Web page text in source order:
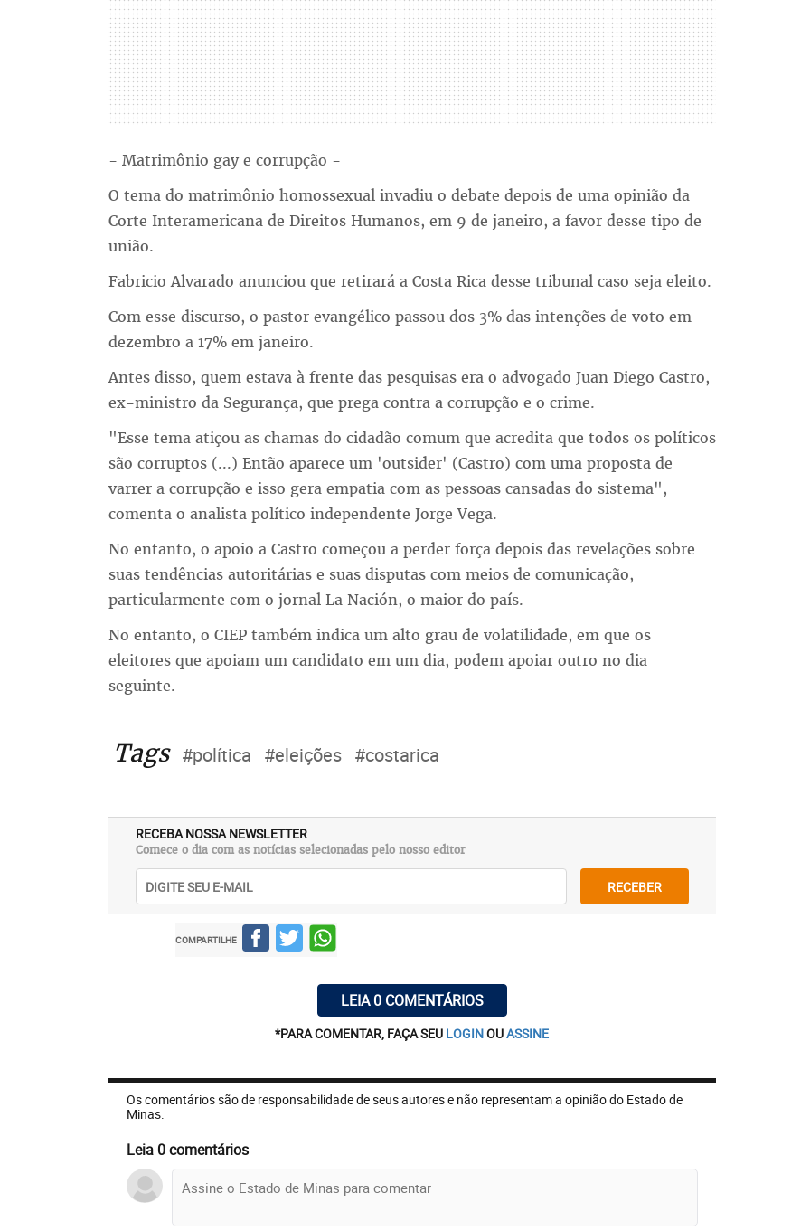
- Matrimônio gay e corrupção -
O tema do matrimônio homossexual invadiu o debate depois de uma opinião da
Corte Interamericana de Direitos Humanos, em 9 de janeiro, a favor desse tipo de
união.
Fabricio Alvarado anunciou que retirará a Costa Rica desse tribunal caso seja eleito.
Com esse discurso, o pastor evangélico passou dos 3% das intenções de voto em
dezembro a 17% em janeiro.
Antes disso, quem estava à frente das pesquisas era o advogado Juan Diego Castro,
ex-ministro da Segurança, que prega contra a corrupção e o crime.
"Esse tema atiçou as chamas do cidadão comum que acredita que todos os políticos
são corruptos (...) Então aparece um 'outsider' (Castro) com uma proposta de
varrer a corrupção e isso gera empatia com as pessoas cansadas do sistema",
comenta o analista político independente Jorge Vega.
No entanto, o apoio a Castro começou a perder força depois das revelações sobre
suas tendências autoritárias e suas disputas com meios de comunicação,
particularmente com o jornal La Nación, o maior do país.
No entanto, o CIEP também indica um alto grau de volatilidade, em que os
eleitores que apoiam um candidato em um dia, podem apoiar outro no dia
seguinte.
Tags #política #eleições #costarica
RECEBA NOSSA NEWSLETTER
Comece o dia com as notícias selecionadas pelo nosso editor
RECEBER
COMPARTILHE
LEIA 0 COMENTÁRIOS
*PARA COMENTAR, FAÇA SEU LOGINOUASSINE
Os comentários são de responsabilidade de seus autores e não representam a opinião do Estado de
Minas.
Leia 0 comentários